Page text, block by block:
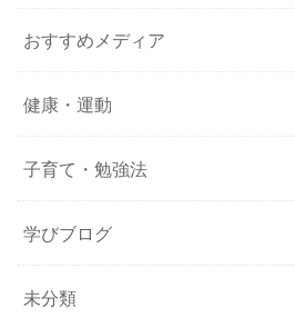
おすすめメディア
健康・運動
子育て・勉強法
学びブログ
未分類